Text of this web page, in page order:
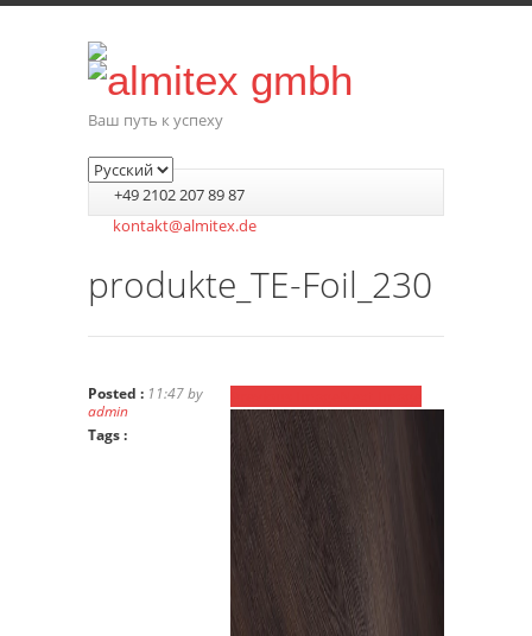
Ваш путь к успеху
+49 2102 207 89 87
kontakt@almitex.de
produkte_TE-Foil_230
Posted : 11:47 by
admin
Tags :